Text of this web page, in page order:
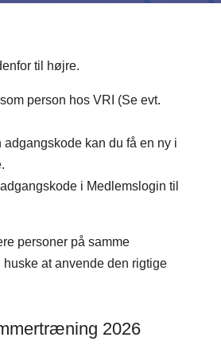
til højre.
person hos VRI (Se evt.
kan du få en ny i
i Medlemslogin til
personer på samme
at anvende den rigtige
2026